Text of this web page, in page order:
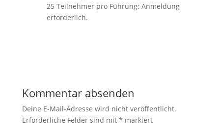
25 Teilnehmer pro Führung; Anmeldung
erforderlich.
Kommentar absenden
Deine E-Mail-Adresse wird nicht veröffentlicht.
Erforderliche Felder sind mit * markiert